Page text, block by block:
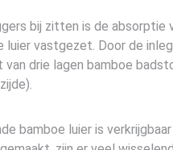
bij zitten is de
luier vastgezet. Door de
van drie lagen bamboe
bamboe luier is